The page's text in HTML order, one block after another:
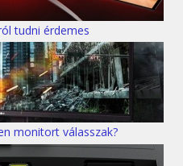
tudni érdemes
monitort válasszak?